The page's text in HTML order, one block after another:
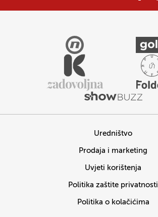
Uredništvo
Prodaja i marketing
Uvjeti korištenja
Politika zaštite privatnosti
Politika o kolačićima